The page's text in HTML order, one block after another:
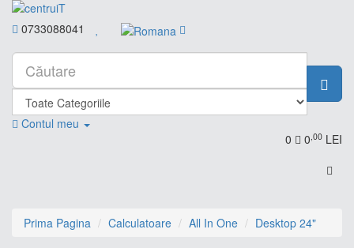
0733088041
Contul meu
0
0,00 LEI
Prima Pagina Calculatoare All In One Desktop 24"